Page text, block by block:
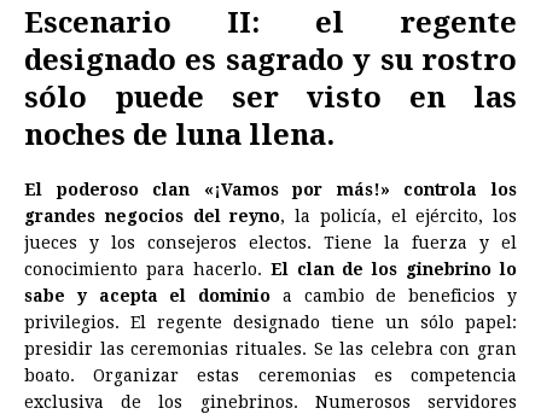
Escenario II: el regente
designado es sagrado y su rostro
sólo puede ser visto en las
noches de luna llena.
El poderoso clan «¡Vamos por más!» controla los
grandes negocios del reyno, la policía, el ejército, los
jueces y los consejeros electos. Tiene la fuerza y el
conocimiento para hacerlo. El clan de los ginebrino lo
sabe y acepta el dominio a cambio de beneficios y
privilegios. El regente designado tiene un sólo papel:
presidir las ceremonias rituales. Se las celebra con gran
boato. Organizar estas ceremonias es competencia
exclusiva de los ginebrinos. Numerosos servidores